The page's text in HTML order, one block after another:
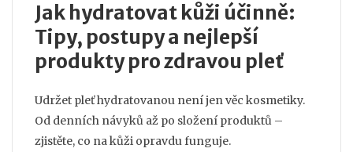
Jak hydratovat kůži účinně:
Tipy, postupy a nejlepší
produkty pro zdravou pleť
Udržet pleť hydratovanou není jen věc kosmetiky.
Od denních návyků až po složení produktů –
zjistěte, co na kůži opravdu funguje.